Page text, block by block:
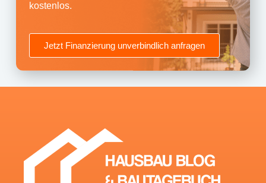
kostenlos.
Jetzt Finanzierung unverbindlich anfragen